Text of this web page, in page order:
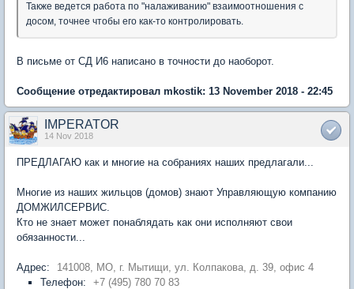
Также ведется работа по "налаживанию" взаимоотношения с
досом, точнее чтобы его как-то контролировать.
В письме от СД И6 написано в точности до наоборот.
Сообщение отредактировал mkostik: 13 November 2018 - 22:45
IMPERATOR
14 Nov 2018
ПРЕДЛАГАЮ как и многие на собраниях наших предлагали...
Многие из наших жильцов (домов) знают Управляющую компанию
ДОМЖИЛСЕРВИС.
Кто не знает может понаблядать как они исполняют свои
обязанности...
Адрес:
141008, МО, г. Мытищи, ул. Колпакова, д. 39, офис 4
Телефон:
+7 (495) 780 70 83